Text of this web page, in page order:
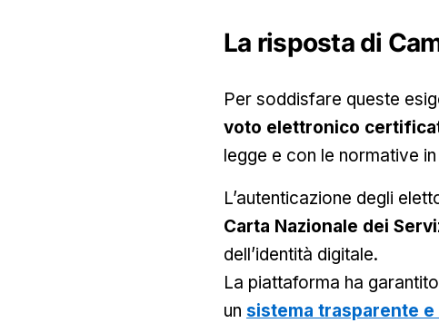
La risposta di
Per soddisfare queste
voto elettronico
legge e con le normative
L’autenticazione degli
Carta Nazionale dei
dell’identità digitale.
La piattaforma ha garantito
un sistema trasparente